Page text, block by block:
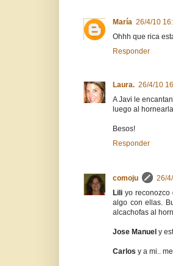
María 26/4/10
Ohhh que rica
Responder
Laura. 26/4/10
A Javi le
luego al
Besos!
Responder
comoju
26/
Lili yo reconozco
algo con ellas.
alcachofas al
Jose Manuel y
Carlos y a mi..